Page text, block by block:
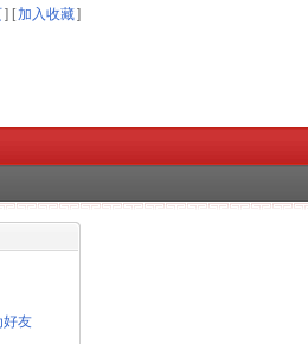
] [加入收藏]
好友